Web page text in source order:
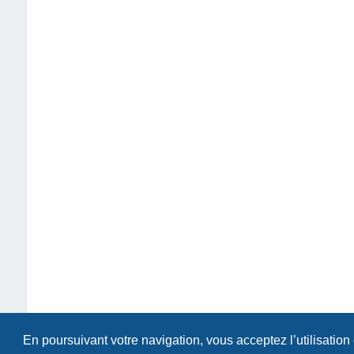
En poursuivant votre navigation, vous acceptez l’utilisation
Index du forum